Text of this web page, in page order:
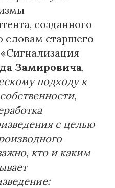
созданного
старшего
Замировича,
подходу к
с целью
кто и каким